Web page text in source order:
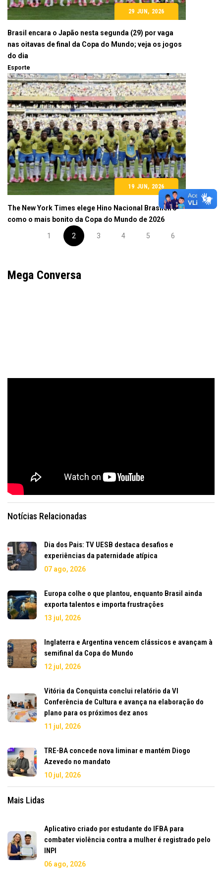
29 JUN, 2026
Brasil encara o Japão nesta segunda (29) por vaga
nas oitavas de final da Copa do Mundo; veja os jogos
do dia
Esporte
19 JUN, 2026
The New York Times elege Hino Nacional Brasileiro
como o mais bonito da Copa do Mundo de 2026
1 2 3 4 5 6
Mega Conversa
Notícias Relacionadas
Dia dos Pais: TV UESB destaca desafios e
experiências da paternidade atípica
07 ago, 2026
Europa colhe o que plantou, enquanto Brasil ainda
exporta talentos e importa frustrações
13 jul, 2026
Inglaterra e Argentina vencem clássicos e avançam à
semifinal da Copa do Mundo
12 jul, 2026
Vitória da Conquista conclui relatório da VI
Conferência de Cultura e avança na elaboração do
plano para os próximos dez anos
11 jul, 2026
TRE-BA concede nova liminar e mantém Diogo
Azevedo no mandato
10 jul, 2026
Mais Lidas
Aplicativo criado por estudante do IFBA para
combater violência contra a mulher é registrado pelo
INPI
06 ago, 2026